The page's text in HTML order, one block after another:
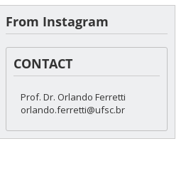
From Instagram
CONTACT
Prof. Dr. Orlando Ferretti
orlando.ferretti@ufsc.br